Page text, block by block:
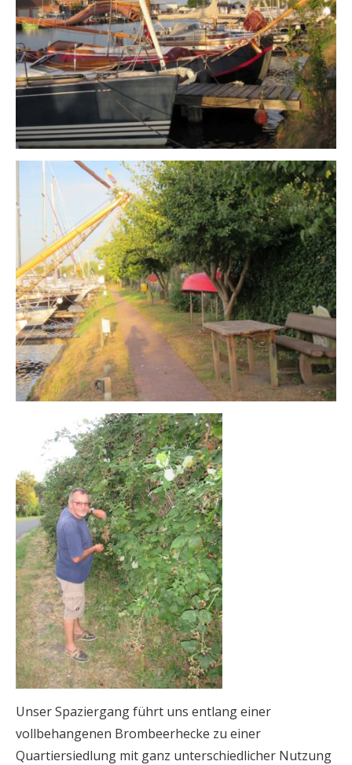
Unser Spaziergang führt uns entlang einer
vollbehangenen Brombeerhecke zu einer
Quartiersiedlung mit ganz unterschiedlicher Nutzung